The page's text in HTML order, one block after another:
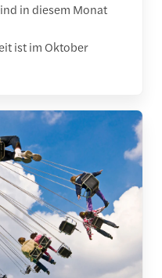
in diesem Monat
ist im Oktober